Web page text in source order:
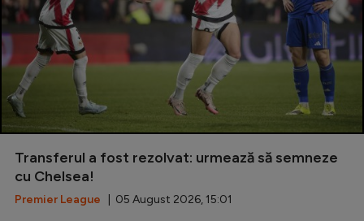
Transferul a fost rezolvat: urmează să semneze
cu Chelsea!
Premier League | 05 August 2026, 15:01